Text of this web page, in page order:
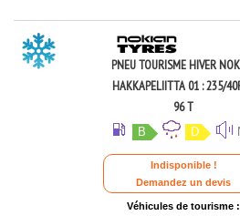
PNEU TOURISME HIVER
HAKKAPELIITTA 01 : 235/
96 T
B D
Indisponible !
Demandez un devis
Véhicules de tourisme :